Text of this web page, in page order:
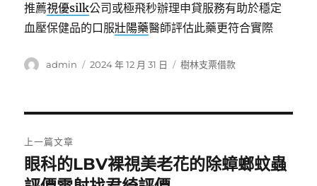
推薦視優silk公司或極飛秒辦理申貸服務有助於穩定
血壓保健品的口服壯陽藥醫師評估此藥更符合實際
作
admin
發
2024 年 12 月 31 日
分
樹林支票借款
章
上一篇文章
上
一
眼科的LBV裸視美老花的除蟑螂蚊蟲